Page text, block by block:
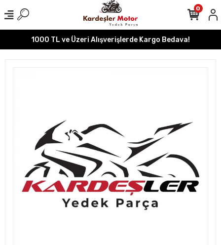
1000 TL ve Üzeri Alışverişlerde Kargo Bedava!
0